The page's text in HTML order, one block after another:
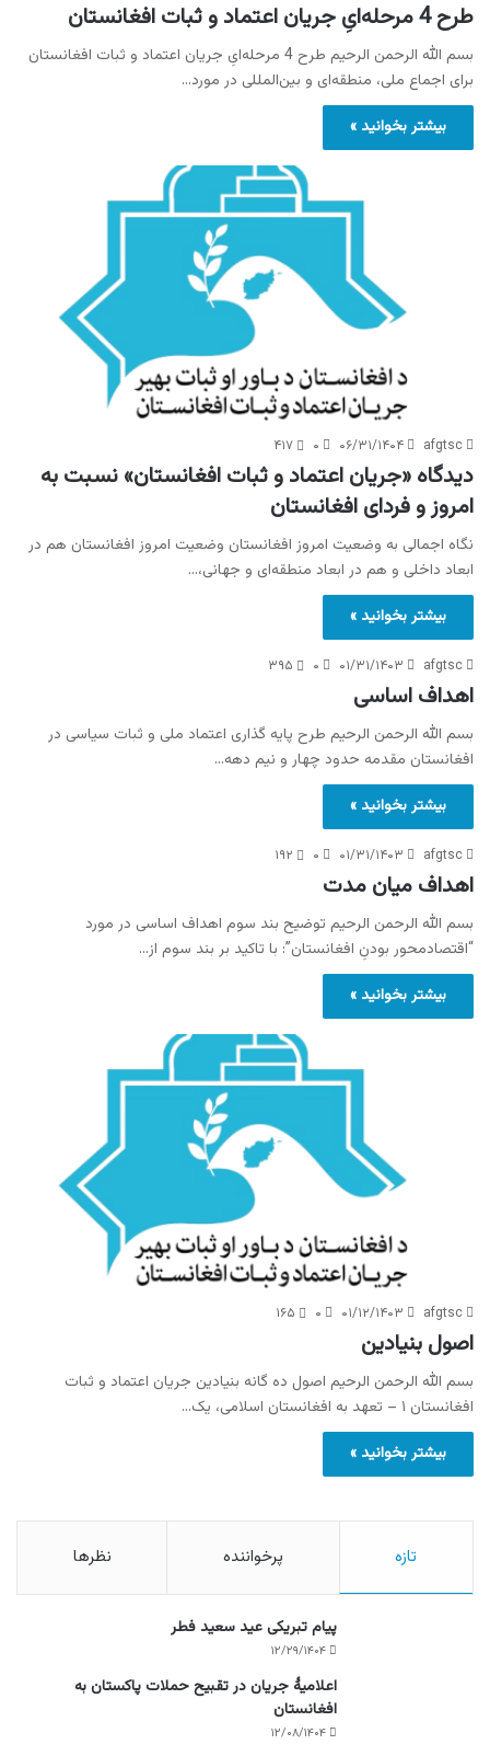
طرح 4 مرحله‌ایِ جریان اعتماد و ثبات افغانستان
بسم الله الرحمن الرحیم طرح 4 مرحله‌ایِ جریان اعتماد و ثبات افغانستان
برای اجماع ملی، منطقه‌ای و بین‌المللی در مورد…
بیشتر بخوانید »
afgtsc ۰۶/۳۱/۱۴۰۴ ۰ ۴۱۷
دیدگاه «جریان اعتماد و ثبات افغانستان» نسبت به
امروز و فردای افغانستان
نگاه اجمالی به وضعیت امروز افغانستان وضعیت امروز افغانستان هم در
ابعاد داخلی و هم در ابعاد منطقه‌ای و جهانی،…
بیشتر بخوانید »
afgtsc ۰۱/۳۱/۱۴۰۳ ۰ ۳۹۵
اهداف اساسی
بسم الله الرحمن الرحیم طرح پایه گذاری اعتماد ملی و ثبات سیاسی در
افغانستان مقدمه حدود چهار و نیم دهه…
بیشتر بخوانید »
afgtsc ۰۱/۳۱/۱۴۰۳ ۰ ۱۹۲
اهداف میان مدت
بسم الله الرحمن الرحیم توضیح بند سوم اهداف اساسی در مورد
“اقتصادمحور بودنِ افغانستان”: با تاکید بر بند سوم از…
بیشتر بخوانید »
afgtsc ۰۱/۱۲/۱۴۰۳ ۰ ۱۶۵
اصول بنیادین
بسم الله الرحمن الرحیم اصول ده گانه بنیادین جریان اعتماد و ثبات
افغانستان ۱ – تعهد به افغانستان اسلامی، یک…
بیشتر بخوانید »
تازه پرخواننده نظرها
پیام تبریکی عید سعید فطر
۱۲/۲۹/۱۴۰۴
اعلامیۀ جریان در تقبیح حملات پاکستان به
افغانستان
۱۲/۰۸/۱۴۰۴